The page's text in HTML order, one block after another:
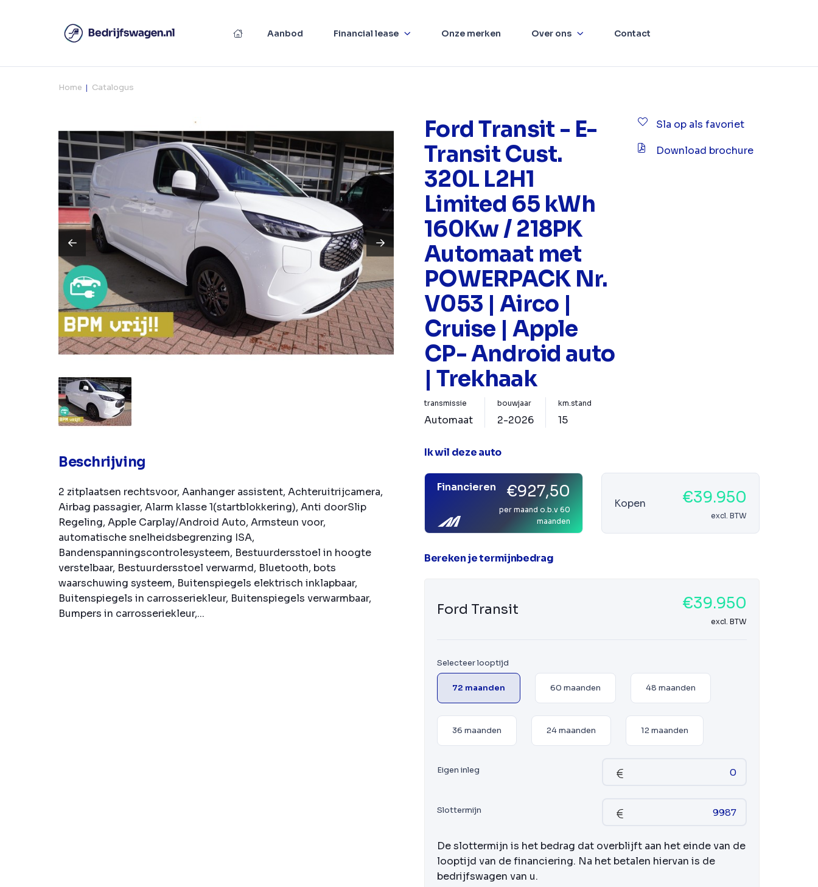
Aanbod Financial lease Onze merken Over ons Contact
Home Catalogus
Beschrijving
2 zitplaatsen rechtsvoor, Aanhanger assistent, Achteruitrijcamera,
Airbag passagier, Alarm klasse 1(startblokkering), Anti doorSlip
Regeling, Apple Carplay/Android Auto, Armsteun voor,
automatische snelheidsbegrenzing ISA,
Bandenspanningscontrolesysteem, Bestuurdersstoel in hoogte
verstelbaar, Bestuurdersstoel verwarmd, Bluetooth, bots
waarschuwing systeem, Buitenspiegels elektrisch inklapbaar,
Buitenspiegels in carrosseriekleur, Buitenspiegels verwarmbaar,
Bumpers in carrosseriekleur,...
Ford Transit - E-
Transit Cust.
320L L2H1
Limited 65 kWh
160Kw / 218PK
Automaat met
POWERPACK Nr.
V053 | Airco |
Cruise | Apple
CP- Android auto
| Trekhaak
Sla op als favoriet
Download brochure
transmissie
Automaat
bouwjaar
2-2026
km.stand
15
Ik wil deze auto
Financieren €927,50
per maand o.b.v 60
maanden
Kopen €39.950
excl. BTW
Bereken je termijnbedrag
Ford Transit €39.950
excl. BTW
Selecteer looptijd
72 maanden 60 maanden 48 maanden
36 maanden 24 maanden 12 maanden
Eigen inleg
Slottermijn
De slottermijn is het bedrag dat overblijft aan het einde van de
looptijd van de financiering. Na het betalen hiervan is de
bedrijfswagen van u.